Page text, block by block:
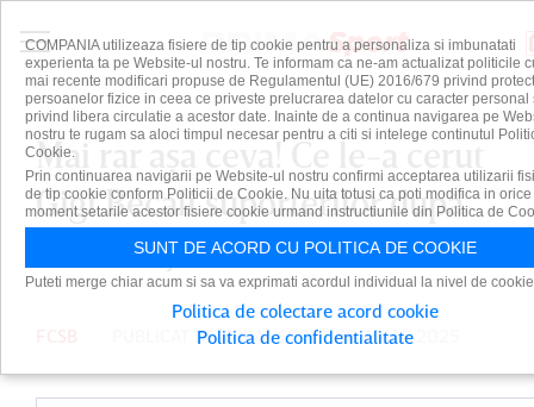
Mai rar aşa ceva! Ce le-a cerut
Gigi Becali suporterilor după
FCSB - Lyon 1-3: „Nu are rost”
PUBLICAT DEPRIMA SPORTPE 7 MAR 2025
COMPANIA utilizeaza fisiere de tip cookie pentru a personaliza si imbunatati
experienta ta pe Website-ul nostru. Te informam ca ne-am actualizat politicile
mai recente modificari propuse de Regulamentul (UE) 2016/679 privind
persoanelor fizice in ceea ce priveste prelucrarea datelor cu caracter personal
privind libera circulatie a acestor date. Inainte de a continua navigarea pe
nostru te rugam sa aloci timpul necesar pentru a citi si intelege continutul
Cookie.
Prin continuarea navigarii pe Website-ul nostru confirmi acceptarea utilizarii
de tip cookie conform Politicii de Cookie. Nu uita totusi ca poti modifica in orice
moment setarile acestor fisiere cookie urmand instructiunile din Politica de
SUNT DE ACORD CU POLITICA DE COOKIE
Puteti merge chiar acum si sa va exprimati acordul individual la nivel de
Politica de colectare acord cookie
Politica de confidentialitate